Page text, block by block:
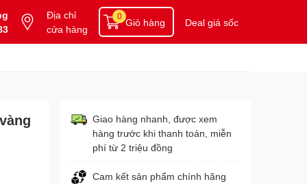
Địa chỉ
cửa hàng
Giỏ hàng
0 Deal giá sốc
Giao hàng nhanh, được xem
hàng trước khi thanh toán, miễn
phí từ 2 triệu đồng
Cam kết sản phẩm chính hãng